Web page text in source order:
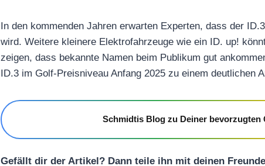
In den kommenden Jahren erwarten Experten, dass der
wird. Weitere kleinere Elektrofahrzeuge wie ein ID. up!
zeigen, dass bekannte Namen beim Publikum gut
ID.3 im Golf-Preisniveau Anfang 2025 zu einem deutlichen
Schmidtis Blog zu Deiner bevorzugten
Gefällt dir der Artikel? Dann teile ihn mit deinen